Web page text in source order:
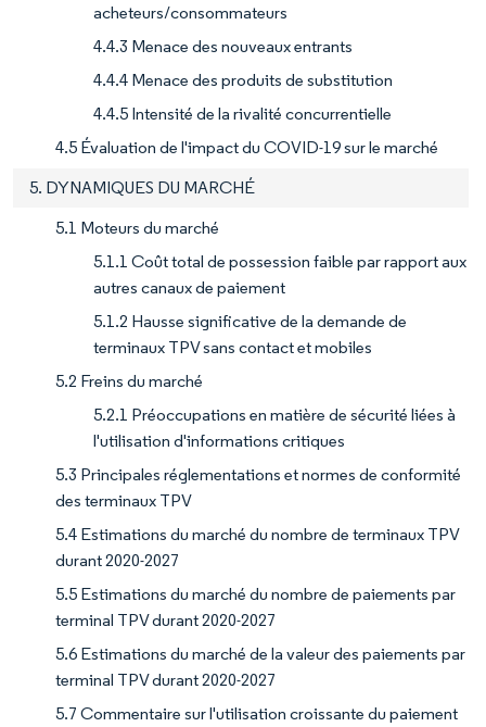
acheteurs/consommateurs
4.4.3 Menace des nouveaux entrants
4.4.4 Menace des produits de substitution
4.4.5 Intensité de la rivalité concurrentielle
4.5 Évaluation de l'impact du COVID-19 sur le marché
5. DYNAMIQUES DU MARCHÉ
5.1 Moteurs du marché
5.1.1 Coût total de possession faible par rapport aux
autres canaux de paiement
5.1.2 Hausse significative de la demande de
terminaux TPV sans contact et mobiles
5.2 Freins du marché
5.2.1 Préoccupations en matière de sécurité liées à
l'utilisation d'informations critiques
5.3 Principales réglementations et normes de conformité
des terminaux TPV
5.4 Estimations du marché du nombre de terminaux TPV
durant 2020-2027
5.5 Estimations du marché du nombre de paiements par
terminal TPV durant 2020-2027
5.6 Estimations du marché de la valeur des paiements par
terminal TPV durant 2020-2027
5.7 Commentaire sur l'utilisation croissante du paiement